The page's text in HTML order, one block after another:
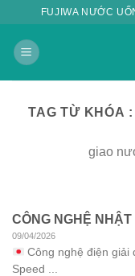
content
FUJIWA NƯỚC
TAG TỪ KHÓA
giao
CÔNG NGHỆ
09/04/2026
Công nghệ điện giải
Speed ...